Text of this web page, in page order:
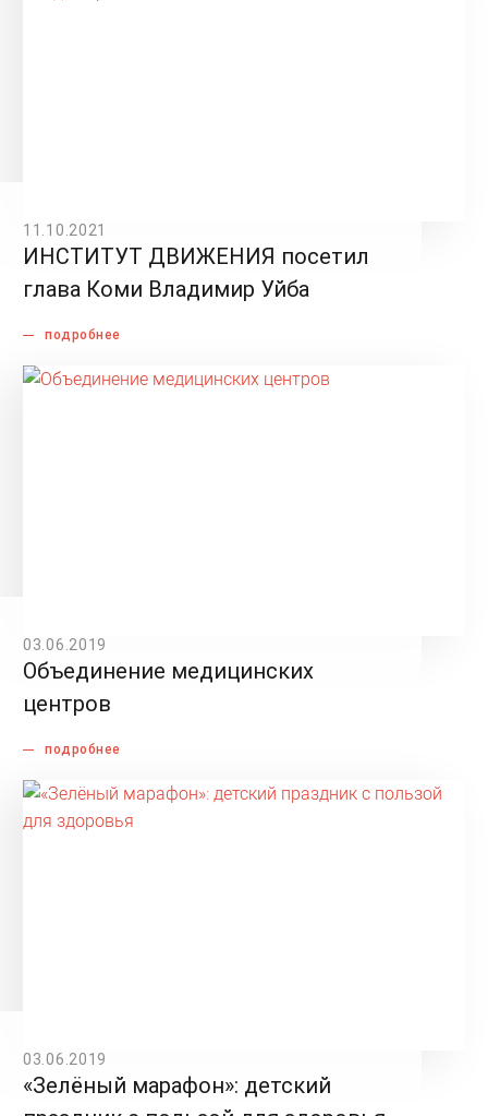
11.10.2021
ИНСТИТУТ ДВИЖЕНИЯ посетил
глава Коми Владимир Уйба
подробнее
03.06.2019
Объединение медицинских
центров
подробнее
03.06.2019
«Зелёный марафон»: детский